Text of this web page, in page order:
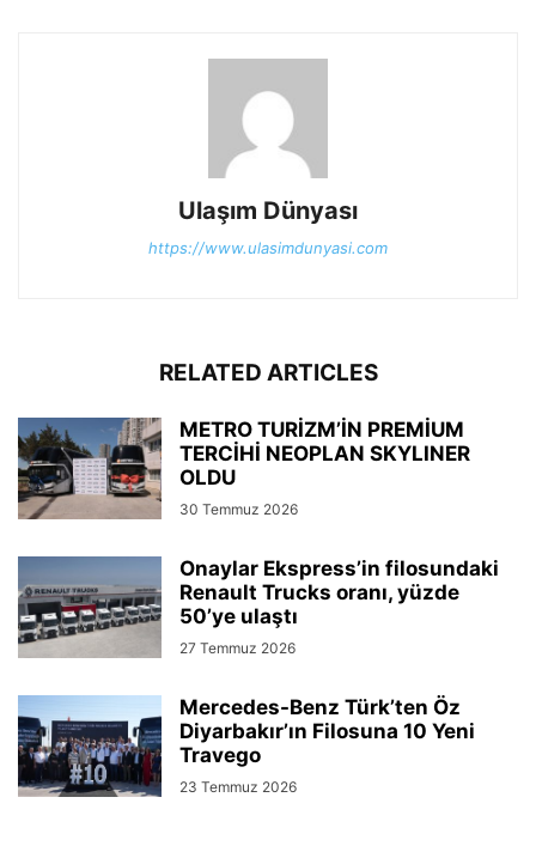
Ulaşım Dünyası
https://www.ulasimdunyasi.com
RELATED ARTICLES
METRO TURİZM’İN PREMİUM
TERCİHİ NEOPLAN SKYLINER
OLDU
30 Temmuz 2026
Onaylar Ekspress’in filosundaki
Renault Trucks oranı, yüzde
50’ye ulaştı
27 Temmuz 2026
Mercedes-Benz Türk’ten Öz
Diyarbakır’ın Filosuna 10 Yeni
Travego
23 Temmuz 2026